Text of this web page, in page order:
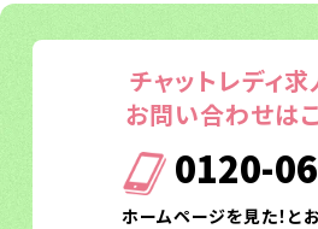
チャットレディ
お問い合わせは
0120-
ホームページを見た！と